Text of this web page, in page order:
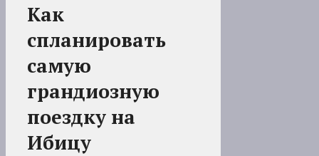
Как
спланировать
самую
грандиозную
поездку на
Ибицу